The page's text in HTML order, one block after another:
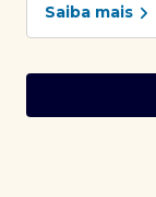
Saiba mais